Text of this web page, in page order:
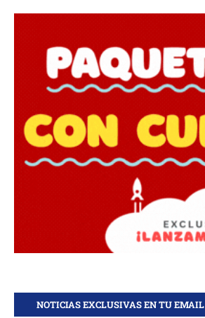
NOTICIAS EXCLUSIVAS EN TU EMAIL